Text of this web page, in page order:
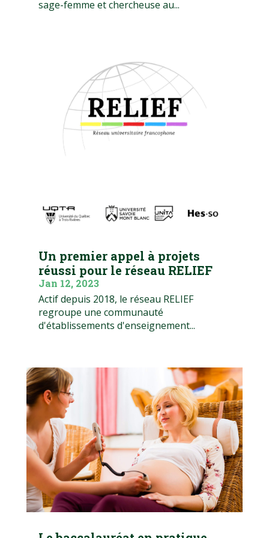
sage-femme et chercheuse au...
Un premier appel à projets
réussi pour le réseau RELIEF
Jan 12, 2023
Actif depuis 2018, le réseau RELIEF
regroupe une communauté
d'établissements d'enseignement...